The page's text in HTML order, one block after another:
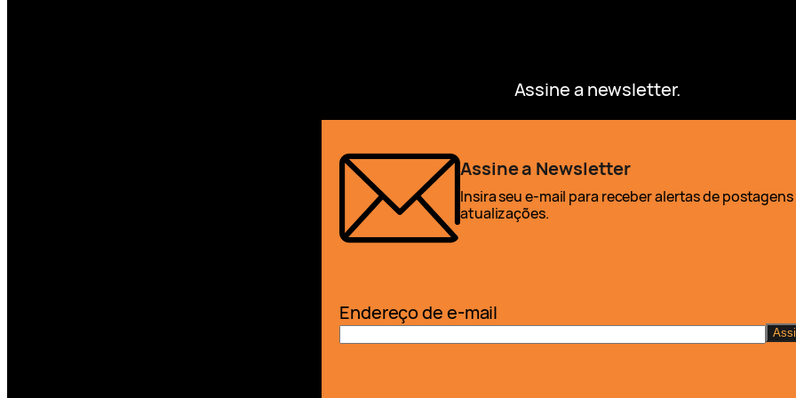
Assine a newsletter.
Assine a Newsletter
Insira seu e-mail para receber alertas de postagens
atualizações.
Endereço de e-mail